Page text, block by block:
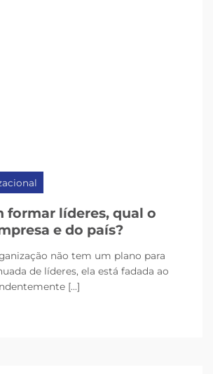
formar líderes, qual o
e do país?
não tem um plano para
de líderes, ela está fadada ao
[...]